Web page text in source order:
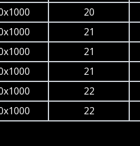
20
21
21
21
22
22